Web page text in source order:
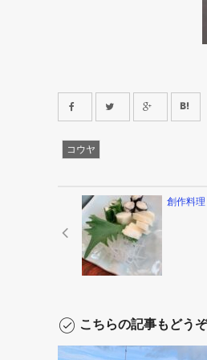
コウヤ
創作料理
こちらの記事もどうぞ